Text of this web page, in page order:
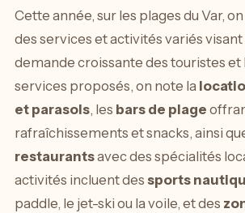
Cette année, sur les plages du Var,
des services et activités variés
demande croissante des touristes et
services proposés, on note la
et parasols, les bars de plage
rafraîchissements et snacks, ainsi
restaurantsavec des spécialités
activités incluent des sports
paddle, le jet-ski ou la voile, et des